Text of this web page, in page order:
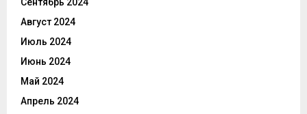
Август 2024
Июль 2024
Июнь 2024
Май 2024
Апрель 2024